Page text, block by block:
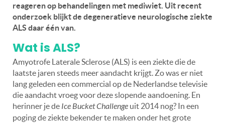
reageren op behandelingen met mediwiet. Uit recent
onderzoek blijkt de degeneratieve neurologische ziekte
ALS daar één van.
Wat is ALS?
Amyotrofe Laterale Sclerose (ALS) is een ziekte die de
laatste jaren steeds meer aandacht krijgt. Zo was er niet
lang geleden een commercial op de Nederlandse televisie
die aandacht vroeg voor deze slopende aandoening. En
herinner je de Ice Bucket Challenge uit 2014 nog? In een
poging de ziekte bekender te maken onder het grote